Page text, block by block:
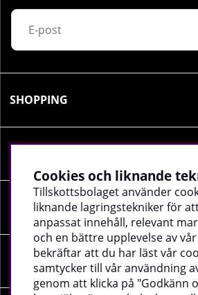
SHOPPING
SOCIALA MEDIER
FÖRETAGSUPPGIFTER
Cookies och liknande
Tillskottsbolaget använder
liknande lagringstekniker för
anpassat innehåll, relevant
och en bättre upplevelse av
bekräftar att du har läst vår
samtycker till vår användning
genom att klicka på "Godkänn